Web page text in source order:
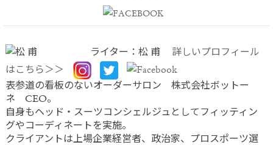
ライター：松 甫
詳しいプロフィール
はこちら＞＞
表参道の看板のないオーダーサロン 株式会社ボットー
ネ CEO。
自身もヘッド・スーツコンシェルジュとしてフィッティン
グやコーディネートを実施。
クライアントは上場企業経営者、政治家、プロスポーツ選